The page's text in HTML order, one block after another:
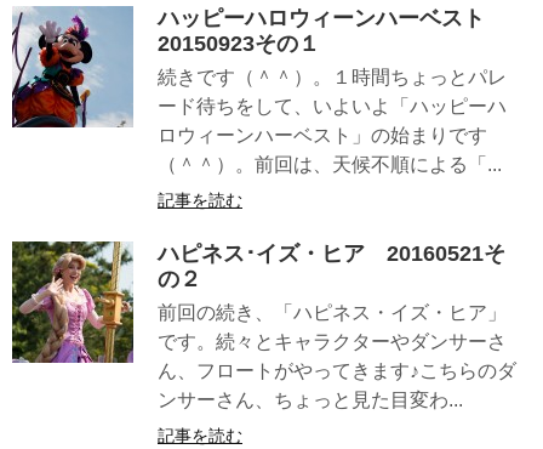
ハッピーハロウィーンハーベスト
20150923その１
続きです（＾＾）。１時間ちょっとパレ
ード待ちをして、いよいよ「ハッピーハ
ロウィーンハーベスト」の始まりです
（＾＾）。前回は、天候不順による「...
記事を読む
ハピネス･イズ・ヒア 20160521そ
の２
前回の続き、「ハピネス・イズ・ヒア」
です。続々とキャラクターやダンサーさ
ん、フロートがやってきます♪こちらのダ
ンサーさん、ちょっと見た目変わ...
記事を読む